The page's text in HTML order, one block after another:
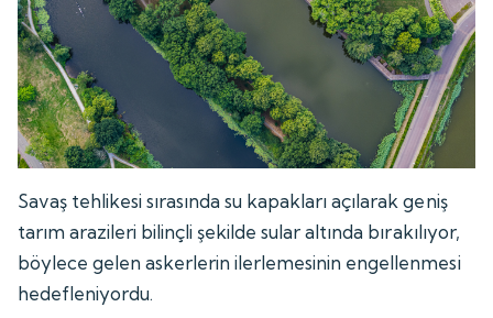
Savaş tehlikesi sırasında su kapakları açılarak geniş
tarım arazileri bilinçli şekilde sular altında bırakılıyor,
böylece gelen askerlerin ilerlemesinin engellenmesi
hedefleniyordu.